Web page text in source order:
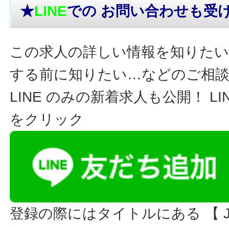
★LINEでの お問い合わせも受
この求人の詳しい情報を知りた
する前に知りたい…などのご相
LINE のみの新着求人も公開！
をクリック
登録の際にはタイトルにある 【